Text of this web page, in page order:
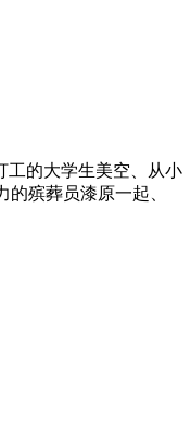
工的大学生美空、从小
的殡葬员漆原一起、